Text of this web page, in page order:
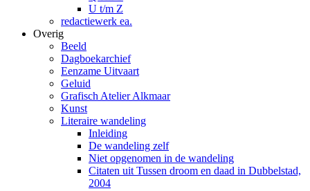
U t/m Z
redactiewerk ea.
Overig
Beeld
Dagboekarchief
Eenzame Uitvaart
Geluid
Grafisch Atelier Alkmaar
Kunst
Literaire wandeling
Inleiding
De wandeling zelf
Niet opgenomen in de wandeling
Citaten uit Tussen droom en daad in Dubbelstad,
2004